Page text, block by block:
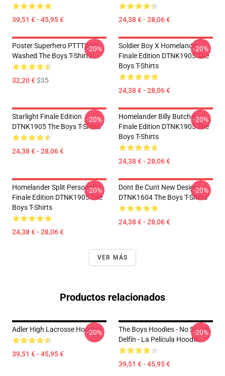
39,51 € - 45,95 € 24,38 € - 28,06 €
Poster Superhero PTTT2606
Washed The Boys T-Shirts
32,20 €$35
-20%
Soldier Boy X Homelander
Finale Edition DTNK1905 The
Boys T-Shirts
24,38 € - 28,06 €
-20%
Starlight Finale Edition
DTNK1905 The Boys T-Shirts
24,38 € - 28,06 €
-20%
Homelander Billy Butcher
Finale Edition DTNK1905 The
Boys T-Shirts
24,38 € - 28,06 €
-20%
Homelander Split Personality
Finale Edition DTNK1905 The
Boys T-Shirts
24,38 € - 28,06 €
-20%
Dont Be Cunt New Design
DTNK1604 The Boys T-Shirts
24,38 € - 28,06 €
-20%
VER MÁS
Productos relacionados
Adler High Lacrosse Hoodies
39,51 € - 45,95 €
-20%
The Boys Hoodies - No Sin Mi
Delfín - La Película Hoodie
39,51 € - 45,95 €
-20%